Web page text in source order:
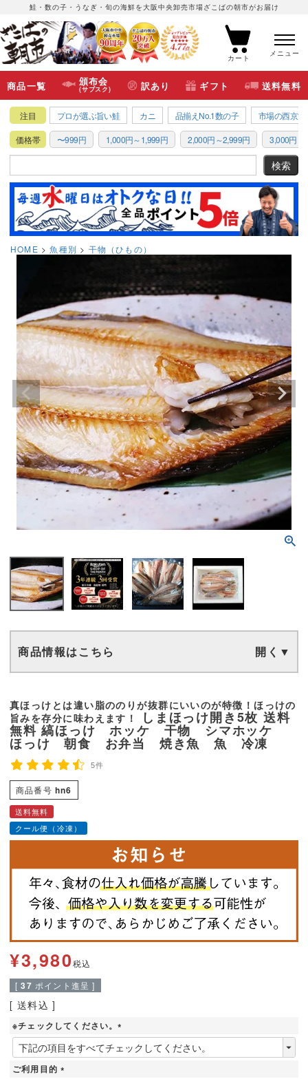
鮭・数の子・うなぎ・旬の海鮮を大阪中央卸売市場ざこばの朝市がお届け
カート
メニュー
商品一覧 頒布会
(サブスク) 訳あり ギフト 送料無料
注目 プロが選ぶ旨い鮭 カニ 品揃えNo.1数の子 市場の西京漬
価格帯 〜999円 1,000円～1,999円 2,000円～2,999円 3,000円～
HOME 魚種別 干物（ひもの）
商品情報はこちら
真ほっけとは違い脂ののりが抜群にいいのが特徴！ほっけの
旨みを存分に味わえます！
しまほっけ開き5枚 送料
無料 縞ほっけ ホッケ 干物 シマホッケ
ほっけ 朝食 お弁当 焼き魚 魚 冷凍
5件
商品番号 hn6
送料無料
クール便（冷凍）
¥3,980税込
[ 37 ポイント進呈 ]
送料込
※チェックしてください。
(
必
ご利用目的